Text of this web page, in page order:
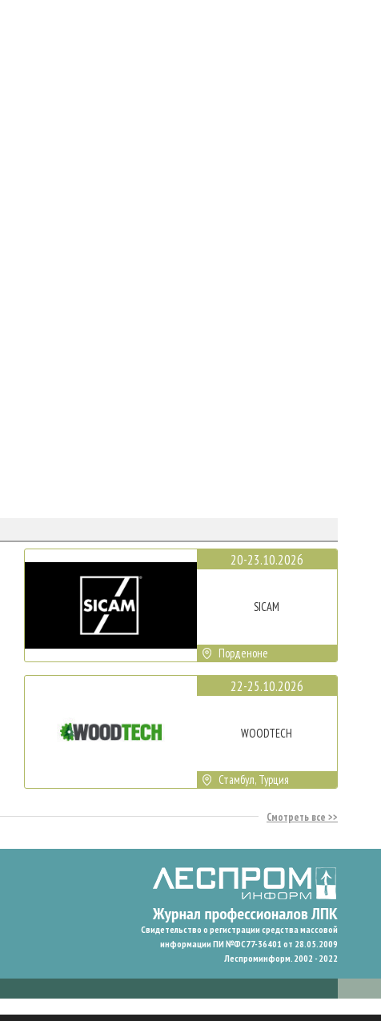
20-23.10.2026
SICAM
Порденоне
22-25.10.2026
WOODTECH
Стамбул, Турция
Смотреть все
Свидетельство о регистрации средства массовой
информации ПИ №ФС77-36401 от 28.05.2009
Леспроминформ. 2002 - 2022